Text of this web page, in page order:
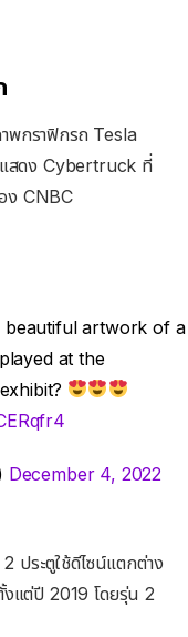
พกราฟิกรถ Tesla
สดง Cybertruck ที่
ง CNBC
beautiful artwork of a
at the
December 4, 2022
ประตูใช้ดีไซน์แตกต่าง
แต่ปี 2019 โดยรุ่น 2